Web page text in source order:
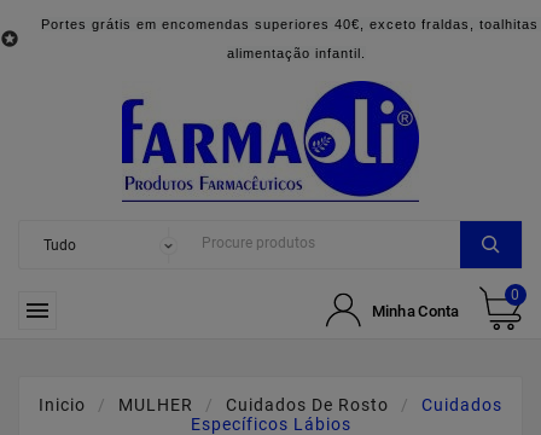

Portes grátis em encomendas superiores 40€, exceto fraldas, toalhitas
alimentação infantil.
 Minha Conta
0
Inicio MULHER Cuidados De Rosto
Cuidados
Específicos Lábios